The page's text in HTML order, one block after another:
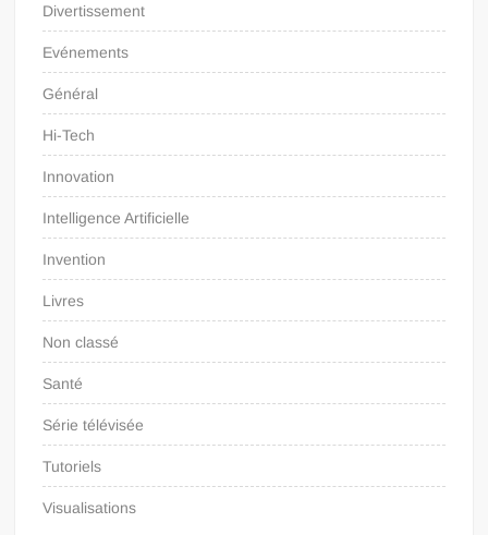
Divertissement
Evénements
Général
Hi-Tech
Innovation
Intelligence Artificielle
Invention
Livres
Non classé
Santé
Série télévisée
Tutoriels
Visualisations